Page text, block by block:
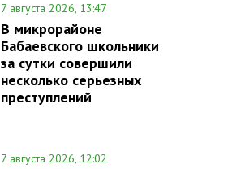
7 августа 2026, 13:47
В микрорайоне
Бабаевского школьники
за сутки совершили
несколько серьезных
преступлений
7 августа 2026, 12:02